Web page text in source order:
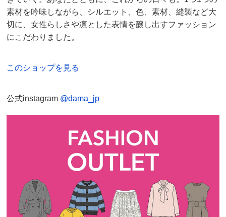
素材を吟味しながら、シルエット、色、素材、縫製など大
切に、女性らしさや凛とした表情を醸し出すファッション
にこだわりました。
このショップを見る
公式instagram @dama_jp